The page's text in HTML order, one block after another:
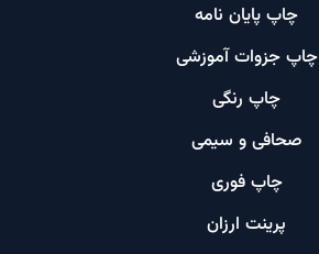
چاپ پایان نامه
چاپ جزوات آموزشی
چاپ رنگی
صحافی و سیمی
چاپ فوری
پرینت ارزان​